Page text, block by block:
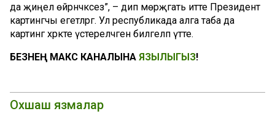
да җиңел өйрәнәчәксез”, – дип мөрәҗәгать итте Президент
картингчы егетләргә. Ул республикада алга таба да
картинг хәрәкәте үстереләчәген билгеләп үтте.
БЕЗНЕҢ МАКС КАНАЛЫНА ЯЗЫЛЫГЫЗ!
Охшаш язмалар